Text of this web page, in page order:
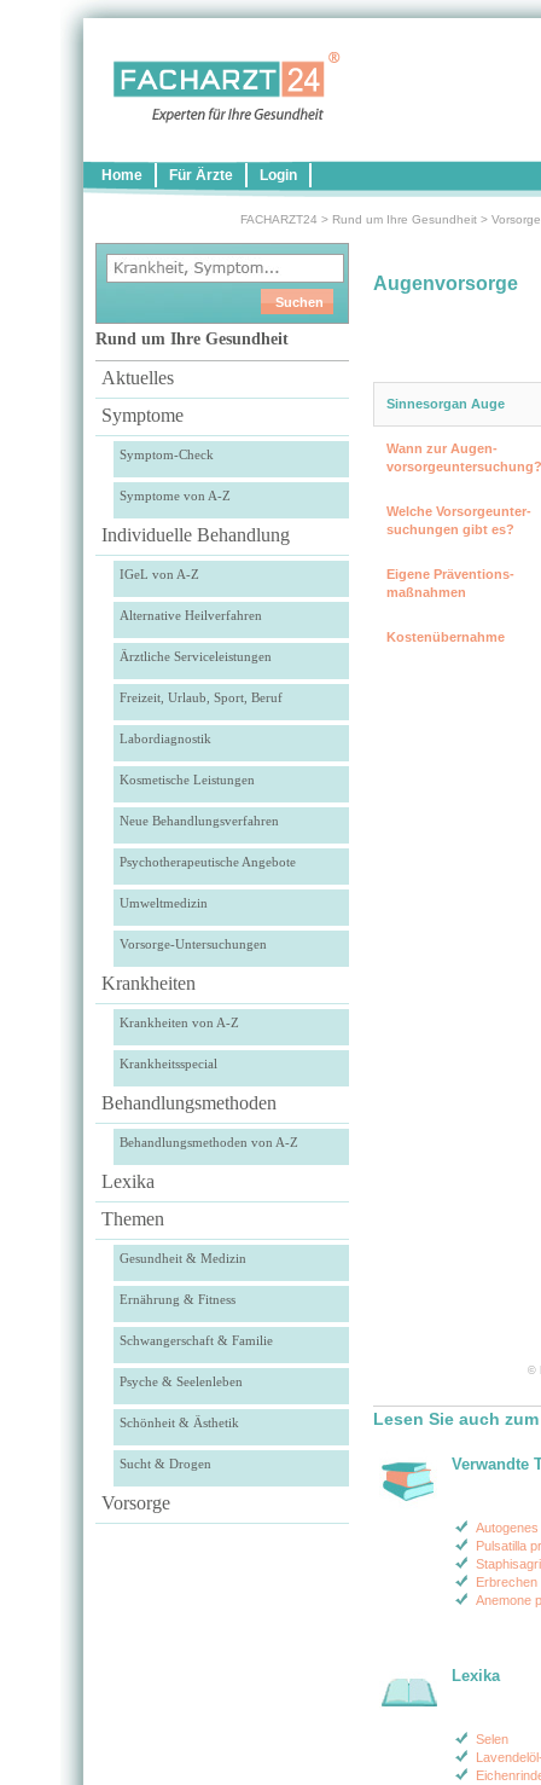
Home Für Ärzte Login
FACHARZT24 > Rund um Ihre Gesundheit > Vorsorge
Rund um Ihre Gesundheit
Aktuelles
Symptome
Symptom-Check
Symptome von A-Z
Individuelle Behandlung
IGeL von A-Z
Alternative Heilverfahren
Ärztliche Serviceleistungen
Freizeit, Urlaub, Sport, Beruf
Labordiagnostik
Kosmetische Leistungen
Neue Behandlungsverfahren
Psychotherapeutische Angebote
Umweltmedizin
Vorsorge-Untersuchungen
Krankheiten
Krankheiten von A-Z
Krankheitsspecial
Behandlungsmethoden
Behandlungsmethoden von A-Z
Lexika
Themen
Gesundheit & Medizin
Ernährung & Fitness
Schwangerschaft & Familie
Psyche & Seelenleben
Schönheit & Ästhetik
Sucht & Drogen
Vorsorge
Augenvorsorge
Sinnesorgan Auge
Wann zur Augen­
vorsorgeuntersuchung?
Welche Vorsorgeunter­
suchungen gibt es?
Eigene Präventions­
maßnahmen
Kostenübernahme
©
Lesen Sie auch
Verwandte
Pulsatilla
Erbrechen
Anemone
Lexika
Selen